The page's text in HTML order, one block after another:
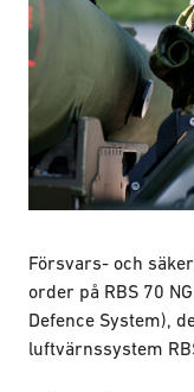
Försvars- och
order på RBS 70
Defence System),
luftvärnssystem